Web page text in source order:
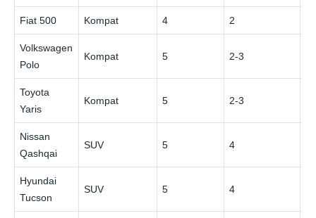
Fiat 500 Kompat 4 2
Volkswagen
Polo
Kompat 5 2-3
Toyota
Yaris
Kompat 5 2-3
Nissan
Qashqai
SUV 5 4
Hyundai
Tucson
SUV 5 4